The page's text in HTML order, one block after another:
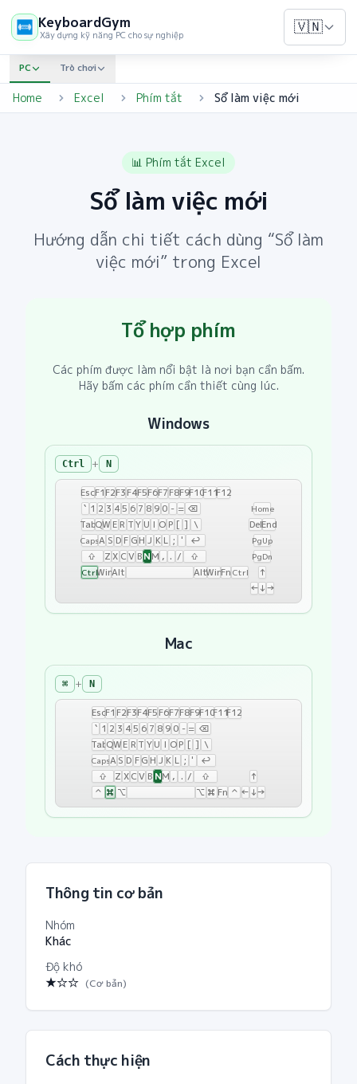
KeyboardGym
Xây dựng kỹ năng PC cho sự nghiệp 🇻🇳
PC Trò chơi
Home Excel Phím tắt Sổ làm việc mới
📊 Phím tắt Excel
Sổ làm việc mới
Hướng dẫn chi tiết cách dùng “Sổ làm
việc mới” trong Excel
Tổ hợp phím
Các phím được làm nổi bật là nơi bạn cần bấm.
Hãy bấm các phím cần thiết cùng lúc.
Windows
Ctrl + N
EscF1F2F3F4F5F6F7F8F9F10F11F12
` 1 2 3 45 6 7 8 9 0 - = ⌫
TabQWE R T Y U I OP [ ] \
CapsA S D F GH J K L ; '
↩
⇧
Z X CV BNM , . / ⇧
CtrlWinAlt AltWinFn Ctrl
Home
DelEnd
PgUp
PgDn
↑
←↓→
Mac
⌘ + N
EscF1F2F3F4F5F6F7F8F9F10F11F12
` 1 2 3 4 5 6 7 8 9 0 - = ⌫
TabQWE R T Y U I OP [ ] \
CapsA S D F GH J K L ; '
↩
⇧
Z X C V BNM , . /
⇧
⌃ ⌘ ⌥ ⌥ ⌘ Fn ⌃
↑
← ↓→
Thông tin cơ bản
Nhóm
Khác
Độ khó
★☆☆ (Cơ bản)
Cách thực hiện